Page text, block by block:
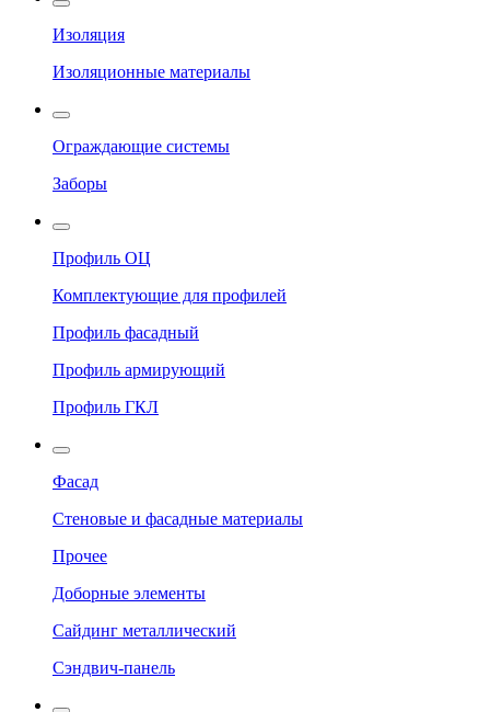
Изоляция
Изоляционные материалы
Ограждающие системы
Заборы
Профиль ОЦ
Комплектующие для профилей
Профиль фасадный
Профиль армирующий
Профиль ГКЛ
Фасад
Стеновые и фасадные материалы
Прочее
Доборные элементы
Сайдинг металлический
Сэндвич-панель